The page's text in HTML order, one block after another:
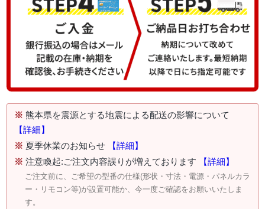
※ 熊本県を震源とする地震による配送の影響について
【詳細】
※ 夏季休業のお知らせ
【詳細】
※ 注意喚起:ご注文内容誤りが増えております 【詳細】
ご注文前に、ご希望の型番の仕様(形状・寸法・電源・パネルカラ
ー・リモコン等)が設置可能か、今一度ご確認をお願いいたしま
す。